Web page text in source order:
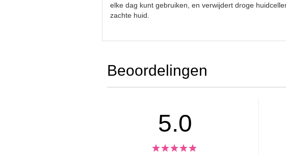
elke dag kunt gebruiken, en verwijdert droge
zachte huid.
Beoordelingen
5.0